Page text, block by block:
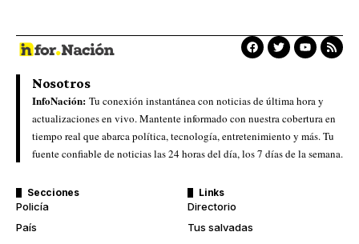
Nosotros
InfoNación: Tu conexión instantánea con noticias de última hora y
actualizaciones en vivo. Mantente informado con nuestra cobertura en
tiempo real que abarca política, tecnología, entretenimiento y más. Tu
fuente confiable de noticias las 24 horas del día, los 7 días de la semana.
Secciones
Policía
País
Links
Directorio
Tus salvadas